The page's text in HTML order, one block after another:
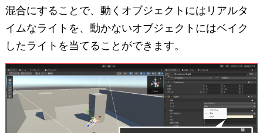
混合にすることで、動くオブジェクトにはリアルタ
イムなライトを、動かないオブジェクトにはベイク
したライトを当てることができます。